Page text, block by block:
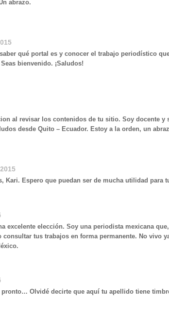
abrazo.
qué portal es y conocer el trabajo periodístico
bienvenido. ¡Saludos!
al revisar los contenidos de tu sitio. Soy docente
desde Quito – Ecuador. Estoy a la orden, un
Kari. Espero que puedan ser de mucha utilidad
excelente elección. Soy una periodista mexicana
consultar tus trabajos en forma permanente. No
Olvidé decirte que aquí tu apellido tiene